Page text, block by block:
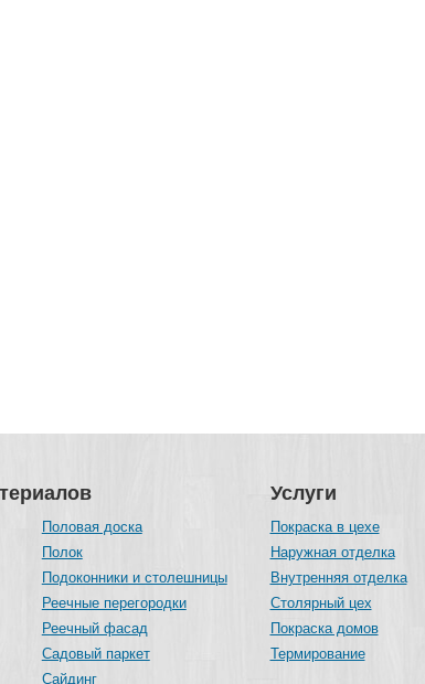
Половая доска
Полок
Подоконники и столешницы
Реечные перегородки
Реечный фасад
Садовый паркет
Сайдинг
Услуги
Покраска в цехе
Наружная отделка
Внутренняя отделка
Столярный цех
Покраска домов
Термирование